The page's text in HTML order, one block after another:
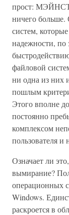
прост:
ничего
систем,
надежности, по
файловой
ни одна из них
пошлым
Этого вполне
постоянно
комплексом
пользователя и
Означает ли
вымирание?
операционных
Windows.
раскроется в